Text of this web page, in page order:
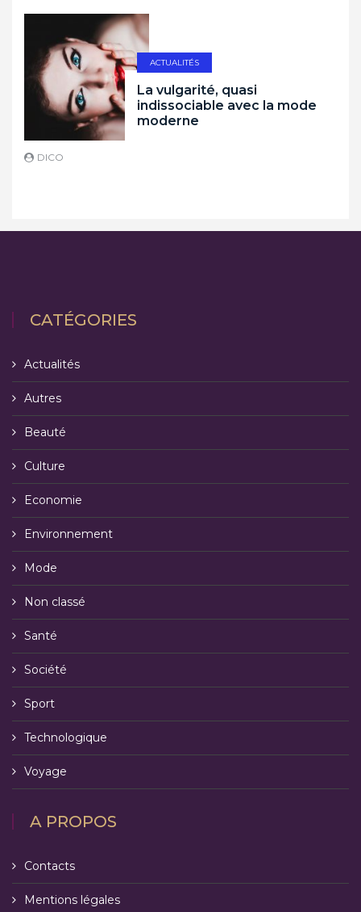
ACTUALITÉS
La vulgarité, quasi
indissociable avec la mode
moderne
DICO
CATÉGORIES
Actualités
Autres
Beauté
Culture
Economie
Environnement
Mode
Non classé
Santé
Société
Sport
Technologique
Voyage
A PROPOS
Contacts
Mentions légales